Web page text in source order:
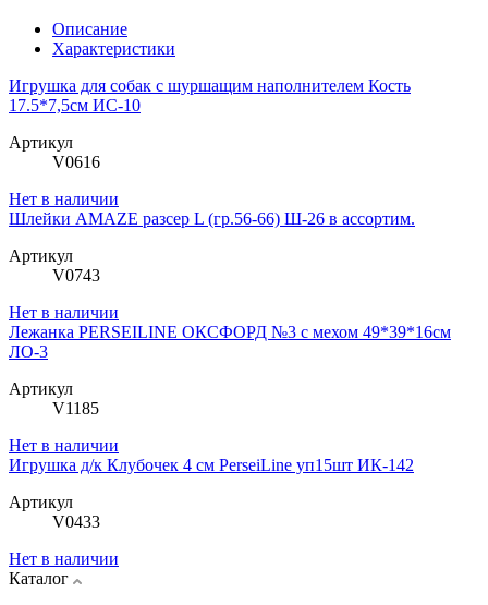
Описание
Характеристики
Игрушка для собак с шуршащим наполнителем Кость
17.5*7,5см ИС-10
Артикул
V0616
Нет в наличии
Шлейки AMAZE разсер L (гр.56-66) Ш-26 в ассортим.
Артикул
V0743
Нет в наличии
Лежанка PERSEILINE ОКСФОРД №3 с мехом 49*39*16см
ЛО-3
Артикул
V1185
Нет в наличии
Игрушка д/к Клубочек 4 см PerseiLine уп15шт ИК-142
Артикул
V0433
Нет в наличии
Каталог